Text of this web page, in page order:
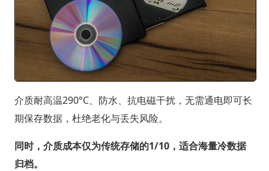
介质耐高温290°C、防水、抗电磁干扰，无需通电即可长
期保存数据，杜绝老化与丢失风险。
同时，介质成本仅为传统存储的1/10，适合海量冷数据
归档。